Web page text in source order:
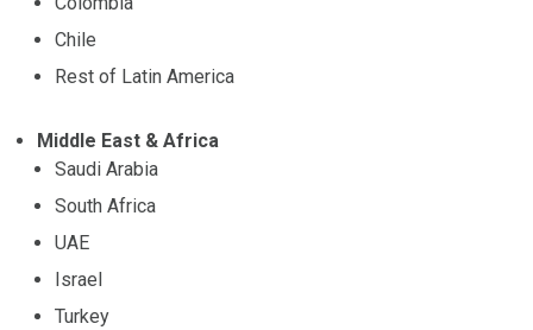
Chile
Rest of Latin America
Middle East & Africa
Saudi Arabia
South Africa
UAE
Israel
Turkey